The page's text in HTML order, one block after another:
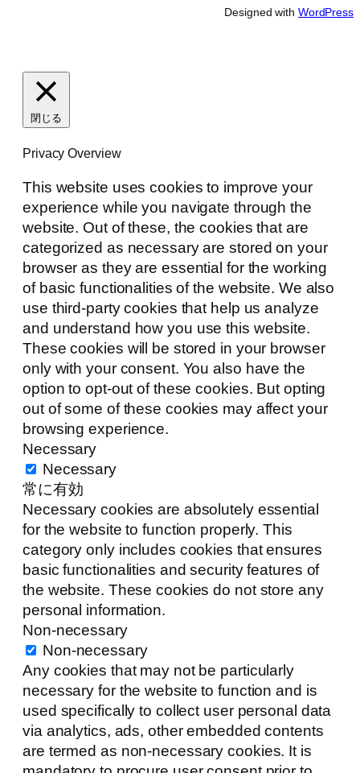
Designed with WordPress
閉じる
Privacy Overview
This website uses cookies to improve your
experience while you navigate through the
website. Out of these, the cookies that are
categorized as necessary are stored on your
browser as they are essential for the working
of basic functionalities of the website. We also
use third-party cookies that help us analyze
and understand how you use this website.
These cookies will be stored in your browser
only with your consent. You also have the
option to opt-out of these cookies. But opting
out of some of these cookies may affect your
browsing experience.
Necessary
Necessary
常に有効
Necessary cookies are absolutely essential
for the website to function properly. This
category only includes cookies that ensures
basic functionalities and security features of
the website. These cookies do not store any
personal information.
Non-necessary
Non-necessary
Any cookies that may not be particularly
necessary for the website to function and is
used specifically to collect user personal data
via analytics, ads, other embedded contents
are termed as non-necessary cookies. It is